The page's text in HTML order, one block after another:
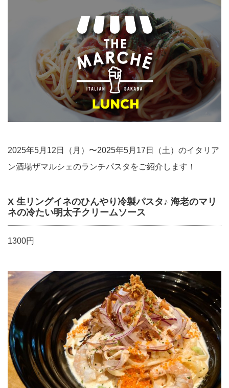
2025年5月12日（月）〜2025年5月17日（土）のイタリア
ン酒場ザマルシェのランチパスタをご紹介します！
X 生リングイネのひんやり冷製パスタ♪ 海老のマリ
ネの冷たい明太子クリームソース
1300円